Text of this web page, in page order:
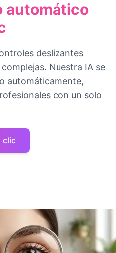
automático
deslizantes
Nuestra IA se
automáticamente,
con un solo
clic